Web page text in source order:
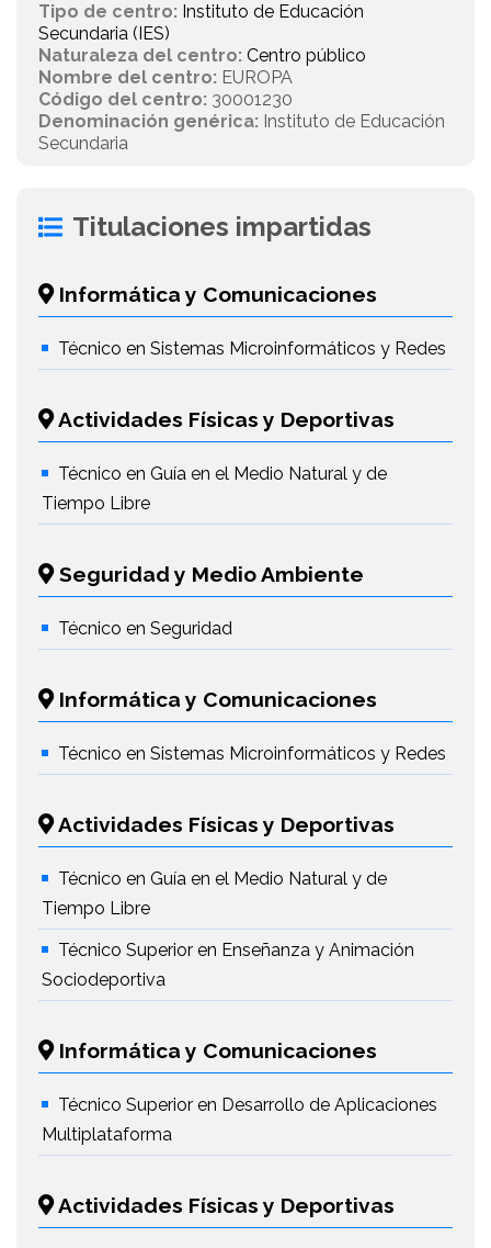
Tipo de centro: Instituto de Educación
Secundaria (IES)
Naturaleza del centro: Centro público
Nombre del centro: EUROPA
Código del centro: 30001230
Denominación genérica: Instituto de Educación
Secundaria
Titulaciones impartidas
Informática y Comunicaciones
Técnico en Sistemas Microinformáticos y Redes
Actividades Físicas y Deportivas
Técnico en Guía en el Medio Natural y de
Tiempo Libre
Seguridad y Medio Ambiente
Técnico en Seguridad
Informática y Comunicaciones
Técnico en Sistemas Microinformáticos y Redes
Actividades Físicas y Deportivas
Técnico en Guía en el Medio Natural y de
Tiempo Libre
Técnico Superior en Enseñanza y Animación
Sociodeportiva
Informática y Comunicaciones
Técnico Superior en Desarrollo de Aplicaciones
Multiplataforma
Actividades Físicas y Deportivas